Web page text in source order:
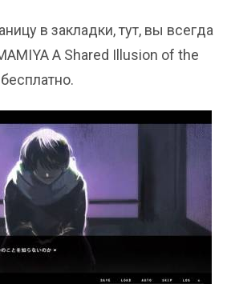
в закладки, тут, вы всегда
A Shared Illusion of the